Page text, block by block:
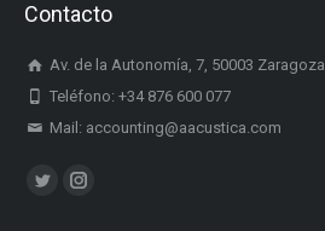
Contacto
Av. de la Autonomía, 7, 50003 Zaragoza
Teléfono: +34 876 600 077
Mail: accounting@aacustica.com
Encuéntranos en:
TwitterInstagram